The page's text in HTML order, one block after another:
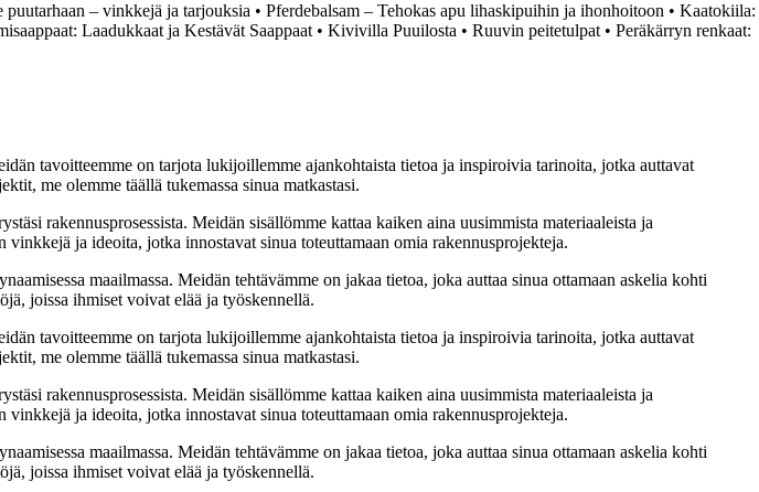
puutarhaan – vinkkejä ja tarjouksia • Pferdebalsam – Tehokas apu lihaskipuihin ja ihonhoitoon • Kaatokiila:
Laadukkaat ja Kestävät Saappaat • Kivivilla Puuilosta • Ruuvin peitetulpat • Peräkärryn renkaat:
tavoitteemme on tarjota lukijoillemme ajankohtaista tietoa ja inspiroivia tarinoita, jotka auttavat
me olemme täällä tukemassa sinua matkastasi.
rakennusprosessista. Meidän sisällömme kattaa kaiken aina uusimmista materiaaleista ja
ja ideoita, jotka innostavat sinua toteuttamaan omia rakennusprojekteja.
maailmassa. Meidän tehtävämme on jakaa tietoa, joka auttaa sinua ottamaan askelia kohti
joissa ihmiset voivat elää ja työskennellä.
tavoitteemme on tarjota lukijoillemme ajankohtaista tietoa ja inspiroivia tarinoita, jotka auttavat
me olemme täällä tukemassa sinua matkastasi.
rakennusprosessista. Meidän sisällömme kattaa kaiken aina uusimmista materiaaleista ja
ja ideoita, jotka innostavat sinua toteuttamaan omia rakennusprojekteja.
maailmassa. Meidän tehtävämme on jakaa tietoa, joka auttaa sinua ottamaan askelia kohti
joissa ihmiset voivat elää ja työskennellä.